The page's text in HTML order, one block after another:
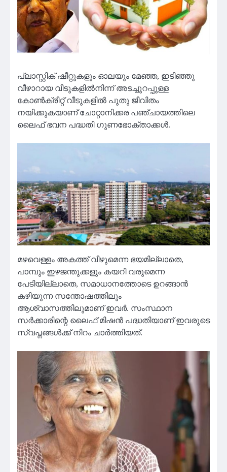
പ്ലാസ്റ്റിക് ഷീറ്റുകളും ഓലയും മേഞ്ഞ, ഇടിഞ്ഞു
വീഴാറായ വീടുകളിൽനിന്ന് അടച്ചുറപ്പുള്ള
കോൺക്രീറ്റ് വീടുകളിൽ പുതു ജീവിതം
നയിക്കുകയാണ് ചോറ്റാനിക്കര പഞ്ചായത്തിലെ
ലൈഫ് ഭവന പദ്ധതി ഗുണഭോക്താക്കൾ.
മഴവെള്ളം അകത്ത് വീഴുമെന്ന ഭയമില്ലാതെ,
പാമ്പും ഇഴജന്തുക്കളും കയറി വരുമെന്ന
പേടിയില്ലാതെ, സമാധാനത്തോടെ ഉറങ്ങാൻ
കഴിയുന്ന സന്തോഷത്തിലും
ആശ്വാസത്തിലുമാണ് ഇവർ. സംസ്ഥാന
സർക്കാരിന്റെ ലൈഫ് മിഷൻ പദ്ധതിയാണ് ഇവരുടെ
സ്വപ്നങ്ങൾക്ക് നിറം ചാർത്തിയത്.